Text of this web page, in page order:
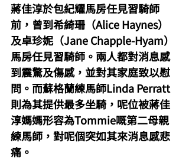
蔣佳淳於包紀耀馬房任見習騎師
前，曾到希綺珊（Alice Haynes）
及卓珍妮（Jane Chapple-Hyam）
馬房任見習騎師。兩人都對消息感
到震驚及傷感，並對其家庭致以慰
問。而蘇格蘭練馬師Linda Perratt
則為其提供最多坐騎，呢位被蔣佳
淳媽媽形容為Tommie嘅第二母親
練馬師，對呢個突如其來消息感悲
痛。